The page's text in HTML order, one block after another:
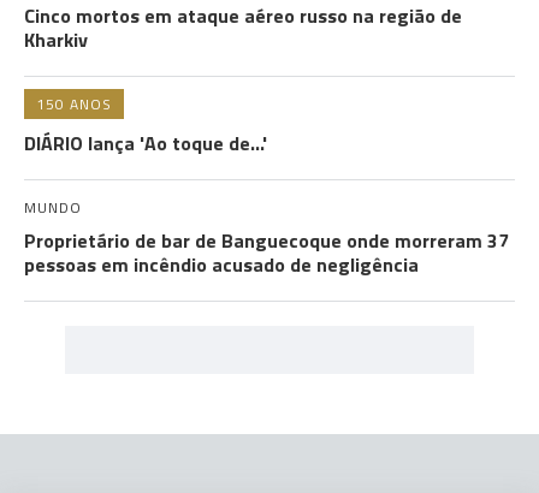
Cinco mortos em ataque aéreo russo na região de
Kharkiv
150 ANOS
DIÁRIO lança 'Ao toque de...'
MUNDO
Proprietário de bar de Banguecoque onde morreram 37
pessoas em incêndio acusado de negligência